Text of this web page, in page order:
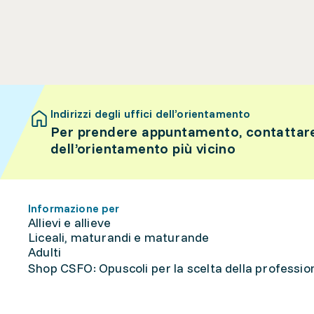
Indirizzi degli uffici dell’orientamento
Per prendere appuntamento,
dell’orientamento più vicino
Informazione per
Allievi e allieve
Liceali, maturandi e maturande
Adulti
Shop CSFO: Opuscoli per la scelta della